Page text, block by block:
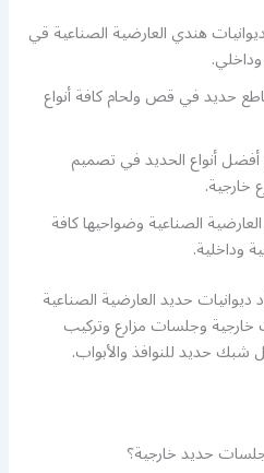
هندي العارضية الصناعية قي
حديد في قص ولحام كافة أنواع
أفضل أنواع الحديد في تصميم
خارجية.
الصناعية وضواحيها كافة
وداخلية.
ديوانيات حديد العارضية الصناعية
وجلسات مزارع وتركيب
حديد للنوافذ والأبواب.
حديد خارجية؟